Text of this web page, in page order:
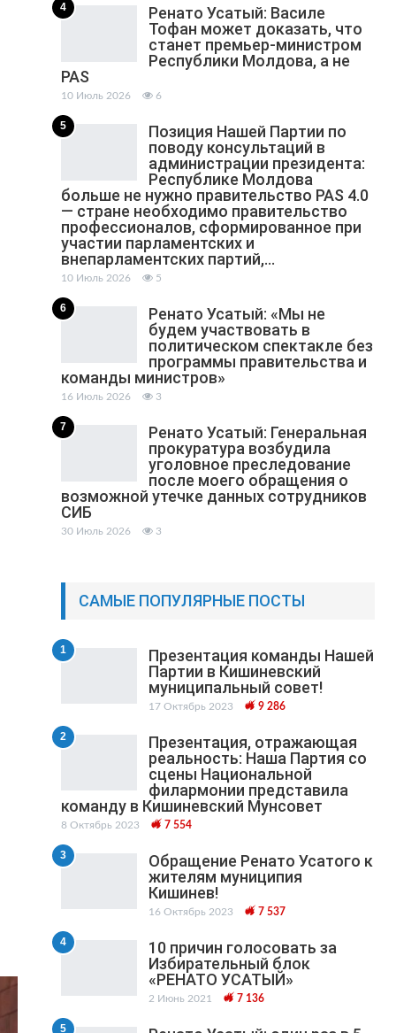
4
Ренато Усатый: Василе
Тофан может доказать, что
станет премьер-министром
Республики Молдова, а не
PAS
10 Июль 2026 6
5
Позиция Нашей Партии по
поводу консультаций в
администрации президента:
Республике Молдова
больше не нужно правительство PAS 4.0
— стране необходимо правительство
профессионалов, сформированное при
участии парламентских и
внепарламентских партий,…
10 Июль 2026 5
6
Ренато Усатый: «Мы не
будем участвовать в
политическом спектакле без
программы правительства и
команды министров»
16 Июль 2026 3
7
Ренато Усатый: Генеральная
прокуратура возбудила
уголовное преследование
после моего обращения о
возможной утечке данных сотрудников
СИБ
30 Июль 2026 3
САМЫЕ ПОПУЛЯРНЫЕ ПОСТЫ
1
Презентация команды Нашей
Партии в Кишиневский
муниципальный cовет!
17 Октябрь 2023 9 286
2
Презентация, отражающая
реальность: Наша Партия со
сцены Национальной
филармонии представила
команду в Кишиневский Мунсовет
8 Октябрь 2023 7 554
3
Обращение Ренато Усатого к
жителям муниципия
Кишинев!
16 Октябрь 2023 7 537
4
10 причин голосовать за
Избирательный блок
«РЕНАТО УСАТЫЙ»
2 Июнь 2021 7 136
5